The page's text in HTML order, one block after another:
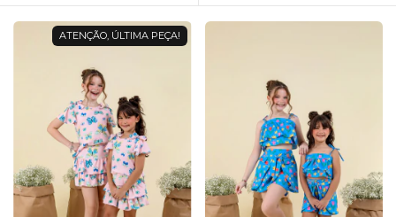
ATENÇÃO, ÚLTIMA PEÇA!